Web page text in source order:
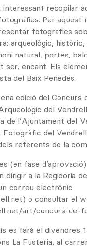
interessant recopilar
Per aquest
fotografies
arqueològic, històric,
natural, portes,
ser, encant. Els
del Baix Penedès.
edició del Concurs
del
de l’Ajuntament del
Fotogràfic del
referents de la
(en fase
dirigir a la Regidoria
correu electrònic
o consultar el
art/concurs-de-
es farà el divendres
La Fusteria, al